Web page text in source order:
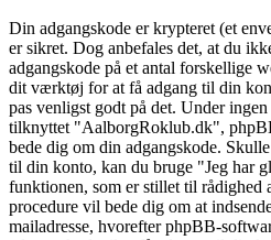
Din adgangskode er krypteret (et
er sikret. Dog anbefales det, at du
adgangskode på et antal forskellige
dit værktøj for at få adgang til din
pas venligst godt på det. Under
tilknyttet "AalborgRoklub.dk",
bede dig om din adgangskode.
til din konto, kan du bruge "Jeg har
funktionen, som er stillet til rådighed
procedure vil bede dig om at
mailadresse, hvorefter phpBB-